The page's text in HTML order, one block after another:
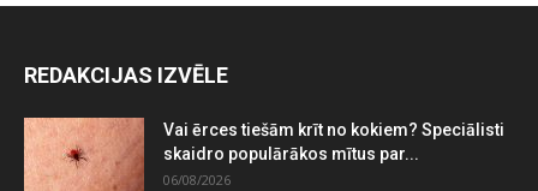
REDAKCIJAS IZVĒLE
Vai ērces tiešām krīt no kokiem? Speciālisti
skaidro populārākos mītus par...
06/08/2026